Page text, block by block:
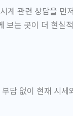
계 관련 상담을 먼
보는 곳이 더 현실
담 없이 현재 시세